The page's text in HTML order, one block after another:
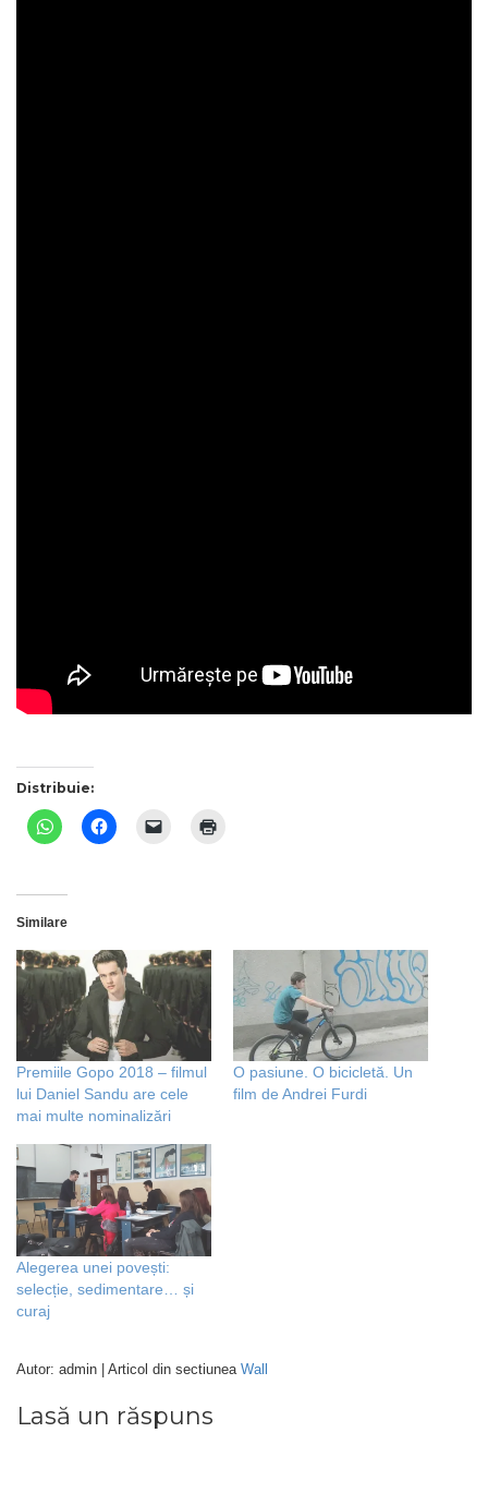
Distribuie:
Similare
Premiile Gopo 2018 – filmul
lui Daniel Sandu are cele
mai multe nominalizări
O pasiune. O bicicletă. Un
film de Andrei Furdi
Alegerea unei povești:
selecție, sedimentare… și
curaj
Autor: admin | Articol din sectiunea Wall
Lasă un răspuns